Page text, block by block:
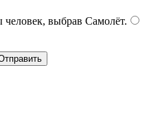
выбрав Самолёт.